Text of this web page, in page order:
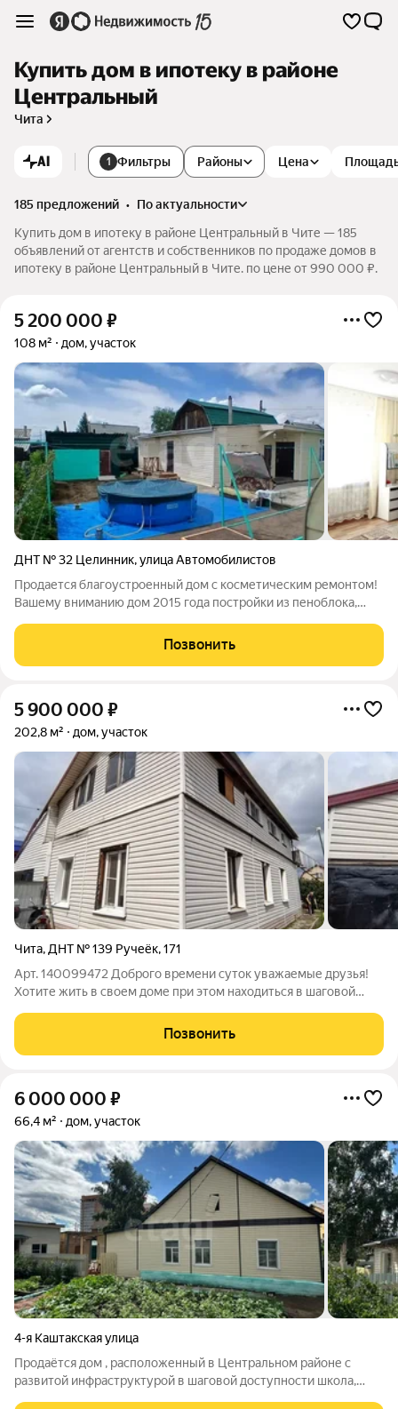
Купить дом в ипотеку в районе
Центральный
Чита
AI 1 Фильтры Цена
Районы
185 предложений •
по актуальности
Купить дом в ипотеку в районе Центральный в Чите — 185
объявлений от агентств и собственников по продаже домов в
ипотеку в районе Центральный в Чите. по цене от 990 000 ₽.
5 200 000 ₽
108 м² дом, участок
ДНТ № 32 Целинник,улица Автомобилистов
Продается благоустроенный дом с косметическим ремонтом!
Вашему вниманию дом 2015 года постройки из пеноблока,
мансарда, сейчас закрыта. Планировка: прихожая, сан. узел,
кухня, зал и две
Позвонить
5 900 000 ₽
202,8 м² дом, участок
Чита, ДНТ № 139 Ручеёк,171
Арт. 140099472 Доброго времени суток уважаемые друзья!
Хотите жить в своем доме при этом находиться в шаговой
именно то, что вы искали. Представляю Вашему вниманию
замечательный 2-х этажный
Позвонить
6 000 000 ₽
66,4 м² дом, участок
4-я Каштакская улица
Продаётся дом , расположенный в Центральном районе с
развитой инфраструктурой в шаговой доступности школа,